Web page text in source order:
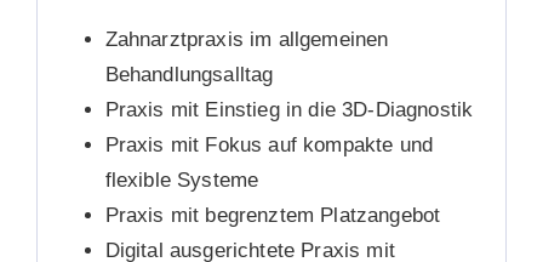
Zahnarztpraxis im allgemeinen
Behandlungsalltag
Praxis mit Einstieg in die 3D-Diagnostik
Praxis mit Fokus auf kompakte und
flexible Systeme
Praxis mit begrenztem Platzangebot
Digital ausgerichtete Praxis mit